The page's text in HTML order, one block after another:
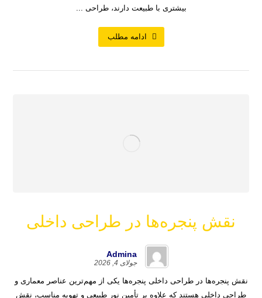
بیشتری با طبیعت دارند، طراحی ...
ادامه مطلب
نقش پنجره‌ها در طراحی داخلی
Admina
جولای 4, 2026
نقش پنجره‌ها در طراحی داخلی پنجره‌ها یکی از مهم‌ترین عناصر معماری و
طراحی داخلی هستند که علاوه بر تأمین نور طبیعی و تهویه مناسب، نقش